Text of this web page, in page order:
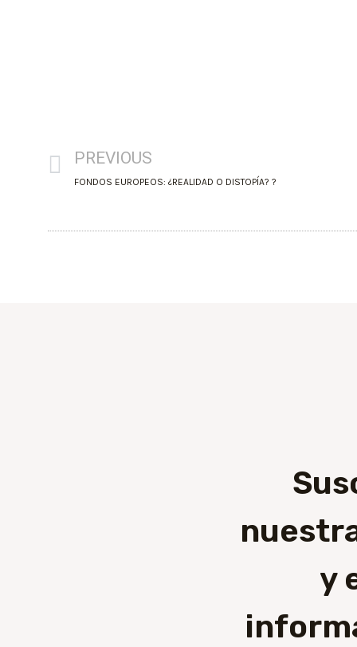
PREVIOUS
FONDOS EUROPEOS: ¿REALIDAD O DISTOPÍA? ?
y